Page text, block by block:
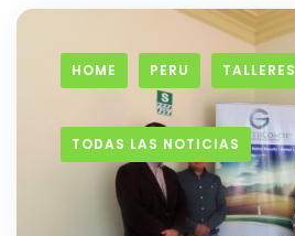
HOME PERU TALLERES
TODAS LAS NOTICIAS